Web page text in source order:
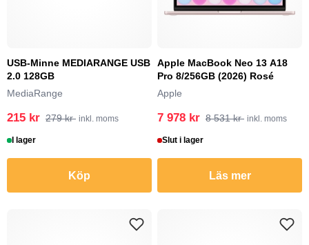
USB-Minne MEDIARANGE USB
2.0 128GB
MediaRange
215 kr 279 kr inkl. moms
I lager
Köp
Apple MacBook Neo 13 A18
Pro 8/256GB (2026) Rosé
Apple
7 978 kr 8 531 kr inkl. moms
Slut i lager
Läs mer